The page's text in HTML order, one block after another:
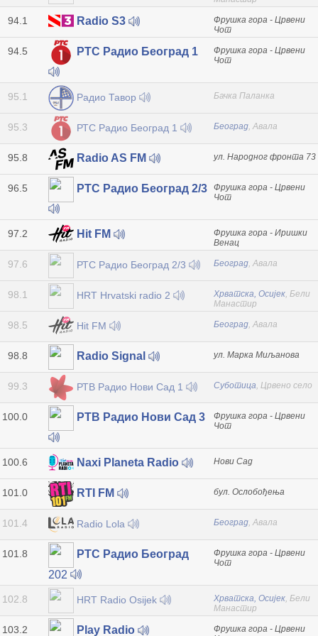
94.1 Radio S3
Фрушка гора - Црвени
Чот
94.5 РТС Радио Београд 1
Фрушка гора - Црвени
Чот
95.1 Радио Тавор Бачка Паланка
95.3 РТС Радио Београд 1 Београд, Авала
95.8 Radio AS FM ул. Народног фронта 73
96.5 РТС Радио Београд 2/3
Фрушка гора - Црвени
Чот
97.2 Hit FM
Фрушка гора - Иришки
Венац
97.6 РТС Радио Београд 2/3 Београд, Авала
98.1 HRT Hrvatski radio 2 Хрватска, Осијек, Бели
Манастир
98.5 Hit FM Београд, Авала
98.8 Radio Signal ул. Марка Миљанова
99.3 РТВ Радио Нови Сад 1 Суботица, Црвено село
100.0 РТВ Радио Нови Сад 3
Фрушка гора - Црвени
Чот
100.6 Naxi Planeta Radio Нови Сад
101.0 RTI FM бул. Ослобођења
101.4 Radio Lola Београд, Авала
101.8
РТС Радио Београд
202
Фрушка гора - Црвени
Чот
102.8 HRT Radio Osijek Хрватска, Осијек, Бели
Манастир
103.2 Play Radio
Фрушка гора - Црвени